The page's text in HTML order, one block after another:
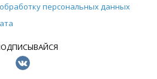
персональных данных